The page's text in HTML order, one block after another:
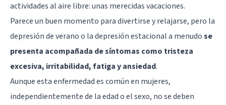
actividades al aire libre: unas merecidas vacaciones.
Parece un buen momento para divertirse y relajarse, pero la
depresiónde verano o la depresión estacional a menudose
presenta acompañada de síntomas como tristeza
excesiva, irritabilidad, fatiga y ansiedad.
Aunque esta enfermedad es común en mujeres,
independientemente de la edad o el sexo, no se deben